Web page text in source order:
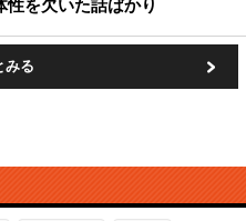
を欠いた話ばかり
みる